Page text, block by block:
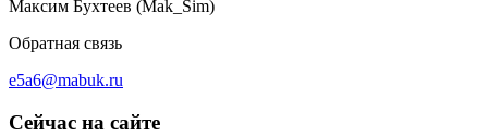
Максим Бухтеев (Mak_Sim)
Обратная связь
e5a6@mabuk.ru
Сейчас на сайте